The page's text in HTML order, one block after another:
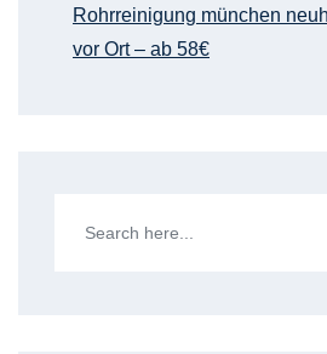
Rohrreinigung münchen
vor Ort – ab 58€